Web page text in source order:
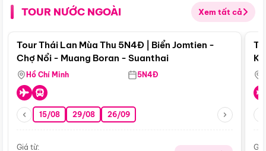
TOUR NƯỚC NGOÀI Xem tất cả
Điểm nổi bật
Tour Thái Lan Mùa Thu 5N4Đ | Biển Jomtien -
Chợ Nổi - Muang Boran - Suanthai
Hồ Chí Minh 5N4Đ
15/08 29/08 26/09
Giá từ: